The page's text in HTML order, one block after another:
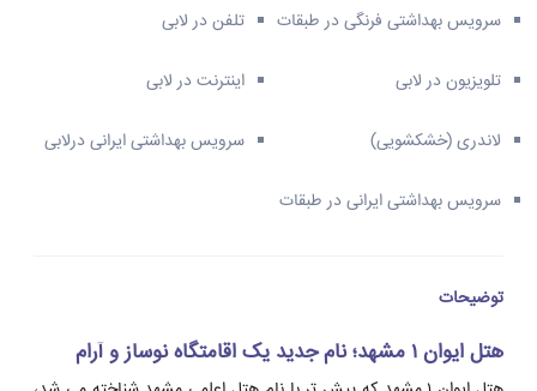
سرویس بهداشتی فرنگی در طبقات تلفن در لابی
تلویزیون در لابی اینترنت در لابی
لاندری (خشکشویی) سرویس بهداشتی ایرانی درلابی
سرویس بهداشتی ایرانی در طبقات
توضیحات
هتل ایوان ۱ مشهد؛ نام جدید یک اقامتگاه نوساز و آرام